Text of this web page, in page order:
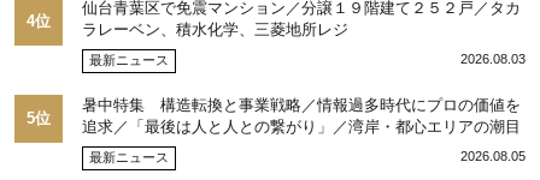
4位
仙台青葉区で免震マンション／分譲１９階建て２５２戸／タカ
ラレーベン、積水化学、三菱地所レジ
最新ニュース 2026.08.03
5位
暑中特集 構造転換と事業戦略／情報過多時代にプロの価値を
追求／「最後は人と人との繋がり」／湾岸・都心エリアの潮目
を注視／“リパーク”次世代展開／三井不動産リアルティ／児玉
光博社長に聞く
最新ニュース 2026.08.05